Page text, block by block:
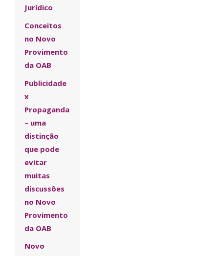
Jurídico
Conceitos
no Novo
Provimento
da OAB
Publicidade
x
Propaganda
– uma
distinção
que pode
evitar
muitas
discussões
no Novo
Provimento
da OAB
Novo